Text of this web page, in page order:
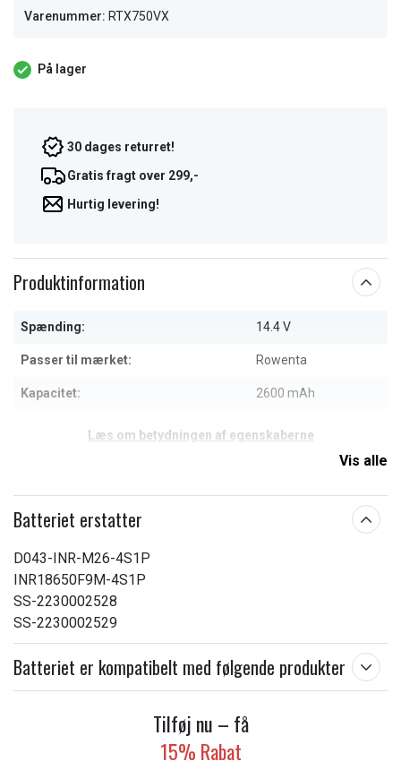
Varenummer: RTX750VX
På lager
30 dages returret!
Gratis fragt over 299,-
Hurtig levering!
Produktinformation
Spænding: 14.4 V
Passer til mærket: Rowenta
Kapacitet: 2600 mAh
Læs om betydningen af egenskaberne
Vis alle
Batteriet erstatter
D043-INR-M26-4S1P
INR18650F9M-4S1P
SS-2230002528
SS-2230002529
Batteriet er kompatibelt med følgende produkter
Tilføj nu – få
15% Rabat